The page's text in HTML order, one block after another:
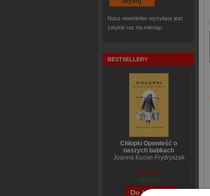
Nasz newsletter wysyłany jest
zwykle raz na miesiąc.
BESTSELLERY
Chłopki Opowieść o
naszych babkach
Joanna Kuciel-Frydryszak
70,44 zł
56,55 zł